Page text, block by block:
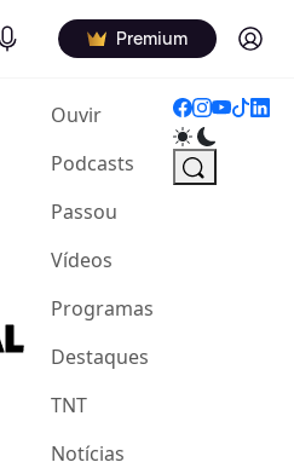
Podcasts Premium Log in
Ouvir(current)
Podcasts
Passou
Vídeos
Programas
Destaques
TNT
Notícias